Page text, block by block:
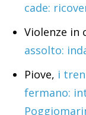
cade:
Violenze in
assolto:
Piove, i
fermano: